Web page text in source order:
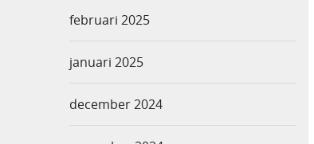
februari 2025
januari 2025
december 2024